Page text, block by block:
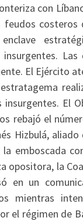
con
feudos costeros
El Ejército
insurgentes. El
rebajó el
Hizbulá,
la emboscada
opositora, la
en un
mientras
el régimen de